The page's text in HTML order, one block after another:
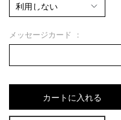
メッセージカード